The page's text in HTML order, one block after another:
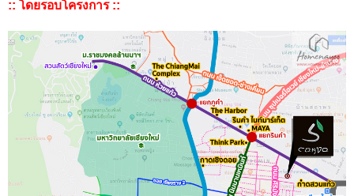
:: โดยรอบโครงการ ::